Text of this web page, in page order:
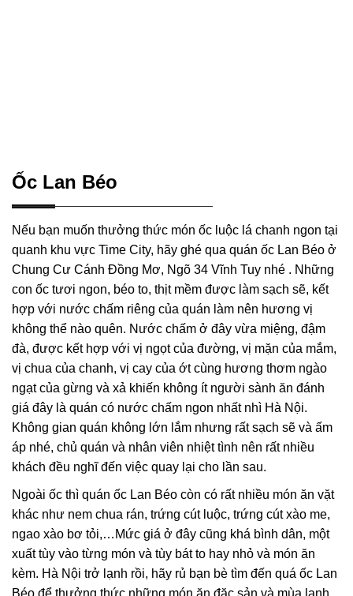
Ốc Lan Béo
Nếu bạn muốn thưởng thức món ốc luộc lá chanh ngon tại
quanh khu vực Time City, hãy ghé qua quán ốc Lan Béo ở
Chung Cư Cánh Đồng Mơ, Ngõ 34 Vĩnh Tuy nhé . Những
con ốc tươi ngon, béo to, thịt mềm được làm sạch sẽ, kết
hợp với nước chấm riêng của quán làm nên hương vị
không thể nào quên. Nước chấm ở đây vừa miệng, đậm
đà, được kết hợp với vị ngọt của đường, vị mặn của mắm,
vị chua của chanh, vị cay của ớt cùng hương thơm ngào
ngạt của gừng và xả khiến không ít người sành ăn đánh
giá đây là quán có nước chấm ngon nhất nhì Hà Nội.
Không gian quán không lớn lắm nhưng rất sạch sẽ và ấm
áp nhé, chủ quán và nhân viên nhiệt tình nên rất nhiều
khách đều nghĩ đến việc quay lại cho lần sau.
Ngoài ốc thì quán ốc Lan Béo còn có rất nhiều món ăn vặt
khác như nem chua rán, trứng cút luộc, trứng cút xào me,
ngao xào bơ tỏi,…Mức giá ở đây cũng khá bình dân, một
xuất tùy vào từng món và tùy bát to hay nhỏ và món ăn
kèm. Hà Nội trở lạnh rồi, hãy rủ bạn bè tìm đến quá ốc Lan
Béo để thưởng thức những món ăn đặc sản và mùa lạnh